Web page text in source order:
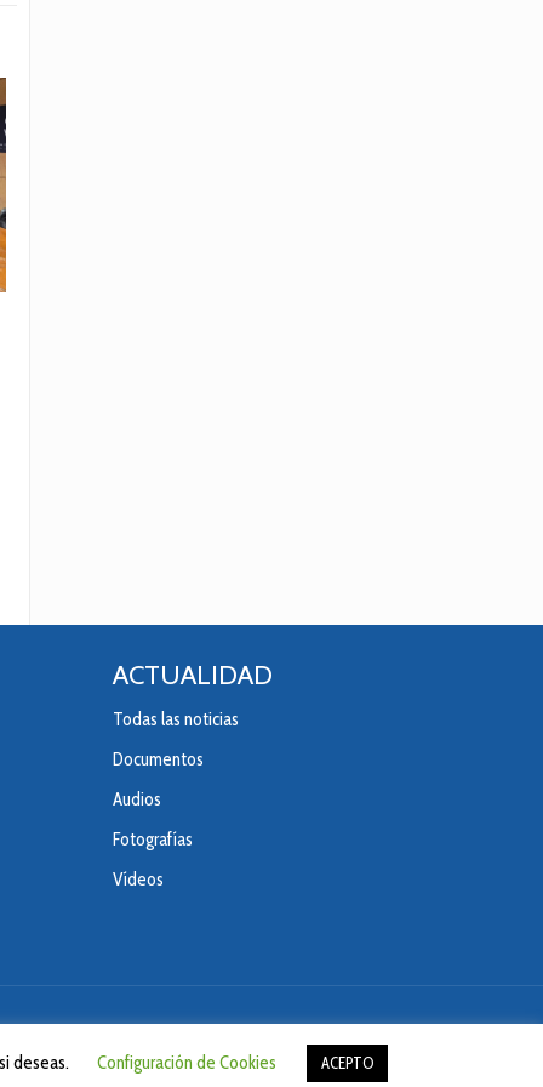
ACTUALIDAD
Todas las noticias
Documentos
Audios
Fotografías
Vídeos
deseas.
Configuración de Cookies ACEPTO